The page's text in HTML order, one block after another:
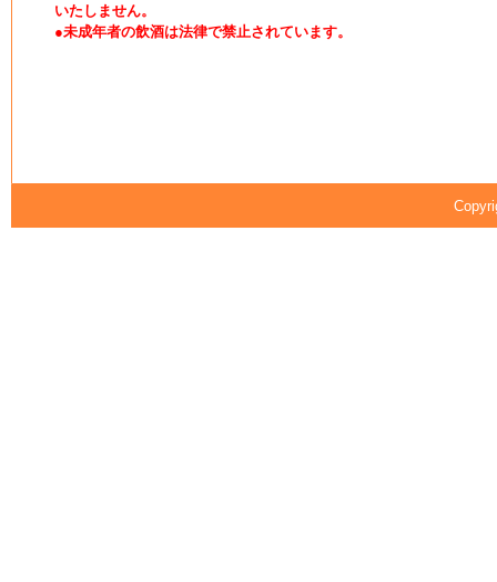
いたしません。
●未成年者の飲酒は法律で禁止されています。